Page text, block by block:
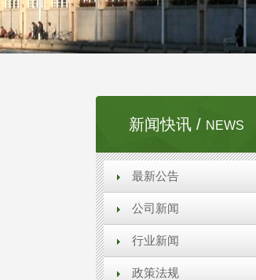
新闻快讯 / NEWS
最新公告
公司新闻
行业新闻
政策法规